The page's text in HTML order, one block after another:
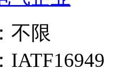
不限
IATF16949